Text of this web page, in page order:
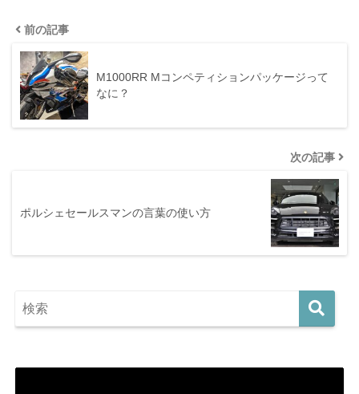
前の記事
M1000RR Mコンペティションパッケージって
なに？
次の記事
ポルシェセールスマンの言葉の使い方